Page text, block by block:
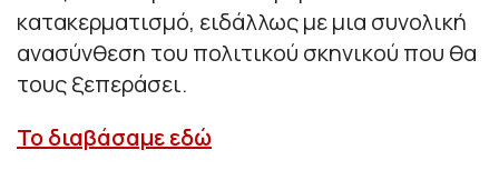
κατακερματισμό, ειδάλλως με μια συνολική
ανασύνθεση του πολιτικού σκηνικού που θα
τους ξεπεράσει.
Το διαβάσαμε εδώ